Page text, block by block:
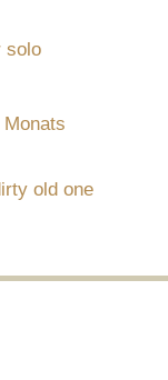
solo
old one